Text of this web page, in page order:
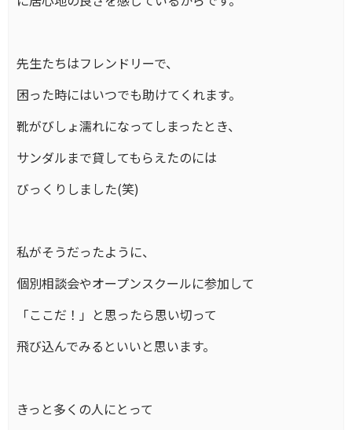
先生たちはフレンドリーで、
困った時にはいつでも助けてくれます。
靴がびしょ濡れになってしまったとき、
サンダルまで貸してもらえたのには
びっくりしました(笑)
私がそうだったように、
個別相談会やオープンスクールに参加して
「ここだ！」と思ったら思い切って
飛び込んでみるといいと思います。
きっと多くの人にとって